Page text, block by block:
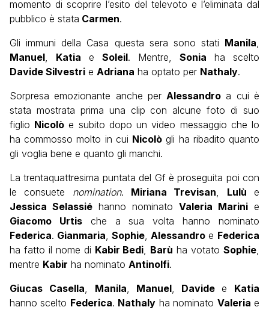
momento di scoprire l’esito del televoto e l’eliminata dal
pubblico è stata Carmen.
Gli immuni della Casa questa sera sono stati Manila
Manuel
Katia e Soleil. Mentre, Sonia ha scelto
Davide Silvestri e Adriana ha optato per Nathaly.
Sorpresa emozionante anche per Alessandro a cui è
stata mostrata prima una clip con alcune foto di suo
figlio Nicolò e subito dopo un video messaggio che lo
ha commosso molto in cui Nicolò gli ha ribadito quanto
gli voglia bene e quanto gli manchi.
La trentaquattresima puntata del Gf è proseguita poi con
le consuete nomination. Miriana Trevisan Lulù e
Jessica Selassié hanno nominato Valeria Marini e
Giacomo Urtische a sua volta hanno nominato
Federica. Gianmaria Sophie, Alessandro e Federica
ha fatto il nome di Kabir Bedi Barù ha votatoSophie
mentre Kabir ha nominato Antinolfi.
Giucas Casella
Manila Manuel Davide e Katia
hanno scelto Federica. Nathaly ha nominato Valeria e